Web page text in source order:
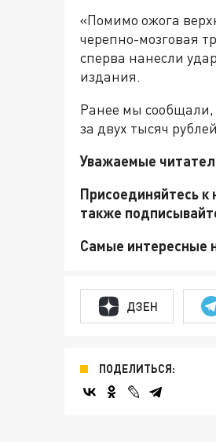
«Помимо ожога
черепно-мозговая
сперва нанесли
издания.
Ранее мы сообщали,
за двух тысяч
Уважаемые
Присоединяйтесь к
также
Самые интересные
ДЗЕН
ПОДЕЛИТЬСЯ: